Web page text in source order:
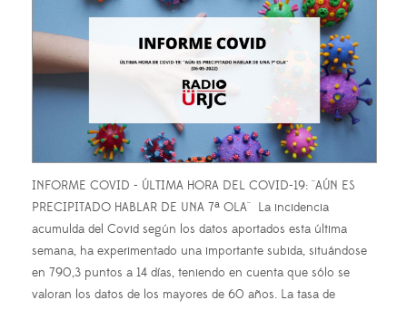
INFORME COVID - ÚLTIMA HORA DEL COVID-19: ''AÚN ES
PRECIPITADO HABLAR DE UNA 7ª OLA'' La incidencia
acumulda del Covid según los datos aportados esta última
semana, ha experimentado una importante subida, situándose
en 790,3 puntos a 14 días, teniendo en cuenta que sólo se
valoran los datos de los mayores de 60 años. La tasa de